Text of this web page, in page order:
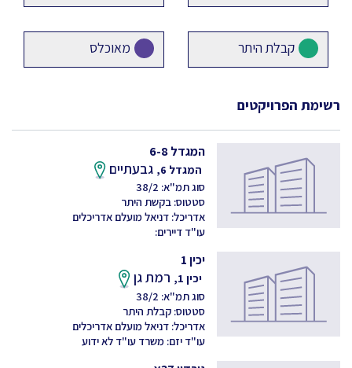
קבלת היתר מאוכלס
רשימת הפרויקטים
המגדל 6-8
המגדל 6, גבעתיים
סוג תמ"א: 38/2
סטטוס: בקשת היתר
אדריכל: דניאל מועלם אדריכלים
עו"ד דיירים:
יכין 1
יכין 1, רמת גן
סוג תמ"א: 38/2
סטטוס: קבלת היתר
אדריכל: דניאל מועלם אדריכלים
עו"ד יזם: משרד עו"ד לא ידוע